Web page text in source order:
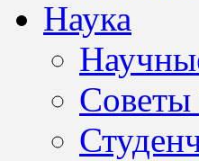
Наука
Советы